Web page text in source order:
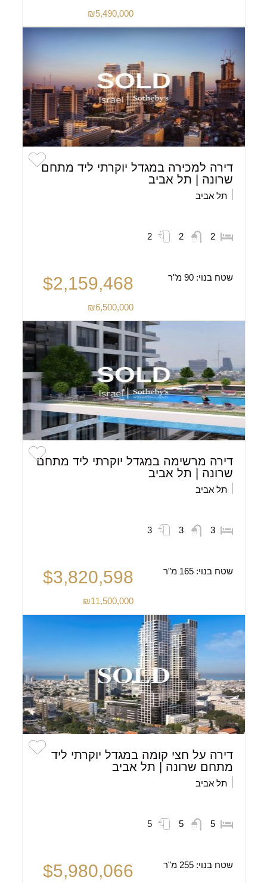
₪5,490,000
דירה למכירה במגדל יוקרתי ליד מתחם
שרונה | תל אביב
תל אביב
2
2
2
שטח בנוי:90 מ"ר $2,159,468
₪6,500,000
דירה מרשימה במגדל יוקרתי ליד מתחם
שרונה | תל אביב
תל אביב
3
3
3
שטח בנוי:165 מ"ר $3,820,598
₪11,500,000
דירה על חצי קומה במגדל יוקרתי ליד
מתחם שרונה | תל אביב
תל אביב
5
5
5
שטח בנוי:255 מ"ר $5,980,066